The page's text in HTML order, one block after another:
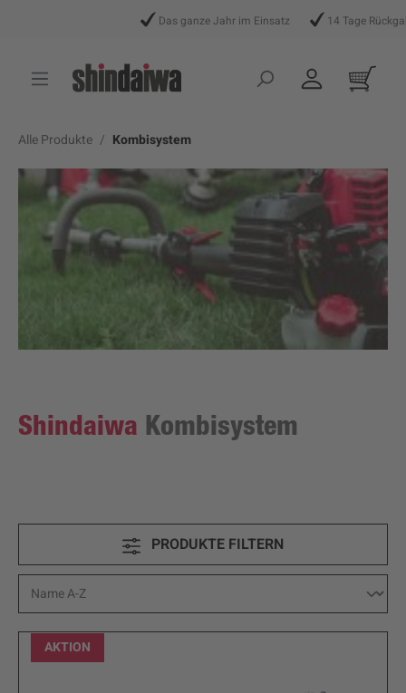
Das ganze Jahr im Einsatz 14 Tage
Alle Produkte Kombisystem
Shindaiwa Kombisystem
PRODUKTE FILTERN
AKTION